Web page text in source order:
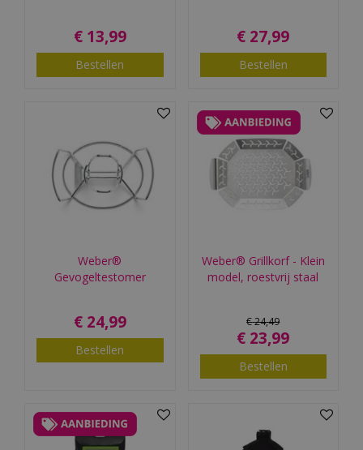
€ 13,99
Bestellen
€ 27,99
Bestellen
Weber®
Gevogeltestomer
€ 24,99
Bestellen
Weber® Grillkorf - Klein
model, roestvrij staal
€24,49
€ 23,99
Bestellen